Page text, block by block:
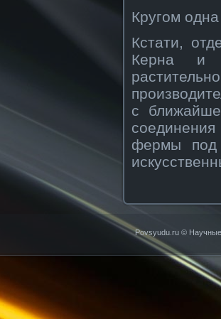
Кругом
Кстати,
Керна и
с
соединения
фермы под
Povsyudu.ru © Научные